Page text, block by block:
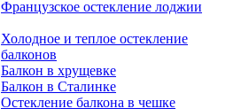
Французское остекление лоджии
Холодное и теплое остекление
балконов
Балкон в хрущевке
Балкон в Сталинке
Остекление балкона в чешке